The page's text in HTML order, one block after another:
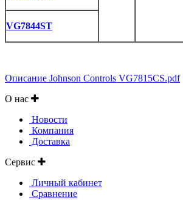
VG7844ST
Описание Johnson Controls VG7815CS.pdf
О нас
Новости
Компания
Доставка
Сервис
Личный кабинет
Сравнение